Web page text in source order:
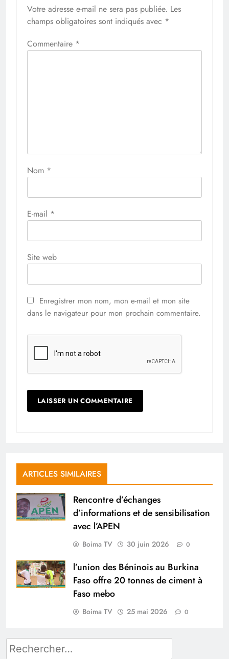
Votre adresse e-mail ne sera pas publiée. Les
champs obligatoires sont indiqués avec *
Commentaire *
Nom *
E-mail *
Site web
Enregistrer mon nom, mon e-mail et mon site
dans le navigateur pour mon prochain commentaire.
ARTICLES SIMILAIRES
Rencontre d’échanges
d’informations et de sensibilisation
avec l’APEN
Boima TV 30 juin 2026 0
l’union des Béninois au Burkina
Faso offre 20 tonnes de ciment à
Faso mebo
Boima TV 25 mai 2026 0
Rechercher :